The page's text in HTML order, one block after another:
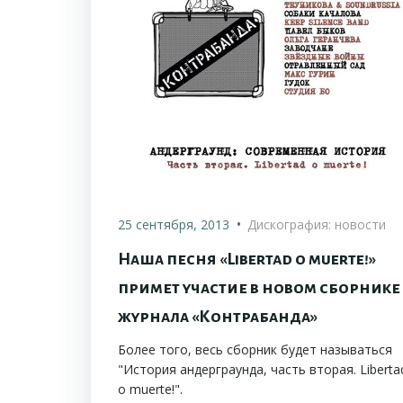
25 сентября, 2013 • Дискография: новости
Наша песня «Libertad o muerte!»
примет участие в новом сборнике
журнала «Контрабанда»
Более того, весь сборник будет называться
"История андерграунда, часть вторая.
o muerte!".